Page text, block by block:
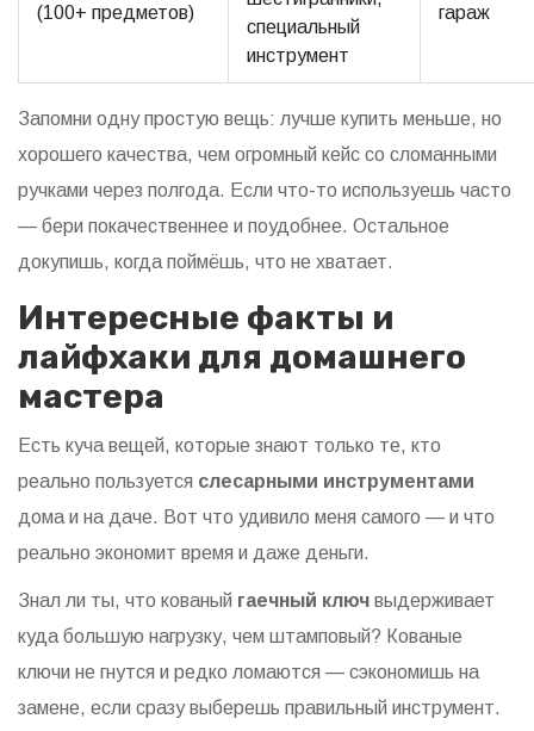
(100+ предметов)
специальный
инструмент
гараж
Запомни одну простую вещь: лучше купить меньше, но
хорошего качества, чем огромный кейс со сломанными
ручками через полгода. Если что-то используешь часто
— бери покачественнее и поудобнее. Остальное
докупишь, когда поймёшь, что не хватает.
Интересные факты и
лайфхаки для домашнего
мастера
Есть куча вещей, которые знают только те, кто
реально пользуется слесарными инструментами
дома и на даче. Вот что удивило меня самого — и что
реально экономит время и даже деньги.
Знал ли ты, что кованый гаечный ключ выдерживает
куда большую нагрузку, чем штамповый? Кованые
ключи не гнутся и редко ломаются — сэкономишь на
замене, если сразу выберешь правильный инструмент.